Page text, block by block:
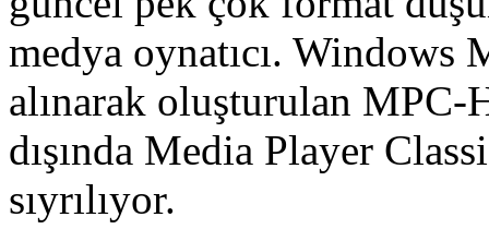
medya oynatıcı. Windows
alınarak oluşturulan MPC-
dışında Media Player
sıyrılıyor.